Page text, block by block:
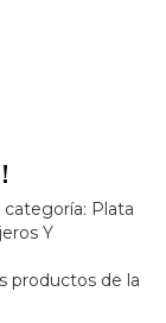
Plata
Y
productos de la